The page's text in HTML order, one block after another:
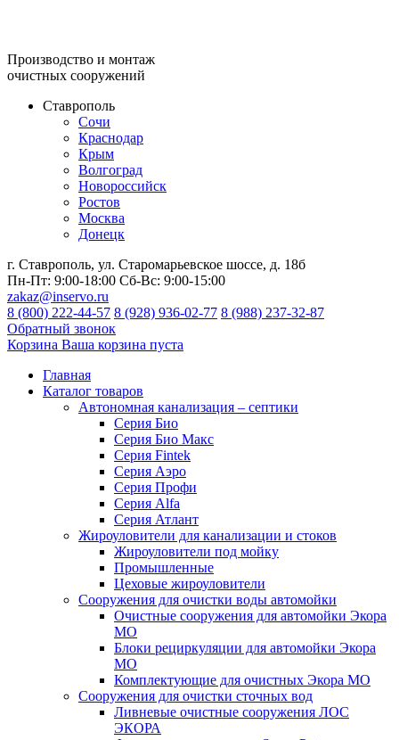
Производство и монтаж
очистных сооружений
Ставрополь
Сочи
Краснодар
Крым
Волгоград
Новороссийск
Ростов
Москва
Донецк
г. Ставрополь, ул. Старомарьевское шоссе, д. 18б
Пн-Пт: 9:00-18:00 Сб-Вс: 9:00-15:00
zakaz@inservo.ru
8 (800) 222-44-57 8 (928) 936-02-77 8 (988) 237-32-87
Обратный звонок
Корзина Ваша корзина пуста
Главная
Каталог товаров
Автономная канализация – септики
Серия Био
Серия Био Макс
Серия Fintek
Серия Аэро
Серия Профи
Серия Alfa
Серия Атлант
Жироуловители для канализации и стоков
Жироуловители под мойку
Промышленные
Цеховые жироуловители
Сооружения для очистки воды автомойки
Очистные сооружения для автомойки Экора
МО
Блоки рециркуляции для автомойки Экора
МО
Комплектующие для очистных Экора МО
Сооружения для очистки сточных вод
Ливневые очистные сооружения ЛОС
ЭКОРА